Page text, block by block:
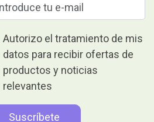
Autorizo el tratamiento de mis
datos para recibir ofertas de
productos y noticias
relevantes